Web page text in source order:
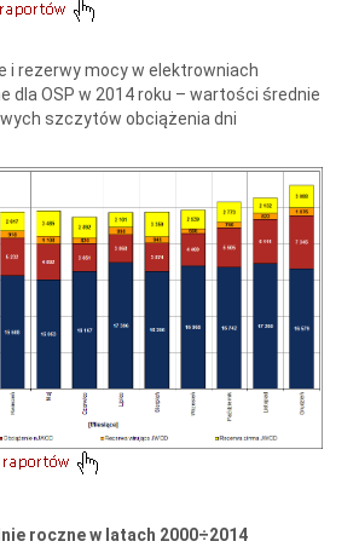
i rezerwy mocy w elektrowniach
dla OSP w 2014 roku – wartości średnie
szczytów obciążenia dni
roczne w latach 2000÷2014